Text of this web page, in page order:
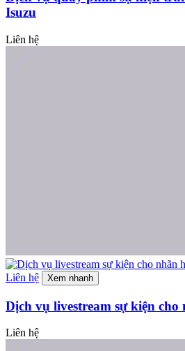
Isuzu
Liên hệ
Liên hệ Xem nhanh
Dịch vụ livestream sự kiện
Liên hệ